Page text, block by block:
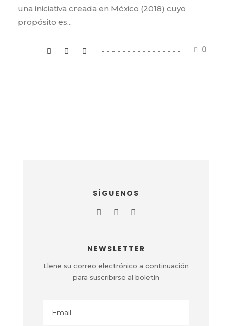
0
una iniciativa creada en México (2018) cuyo
propósito es...
SÍGUENOS
NEWSLETTER
Llene su correo electrónico a continuación
para suscribirse al boletín